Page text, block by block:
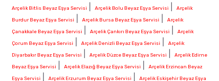
Arçelik Bitlis Beyaz Eşya Servisi Arçelik Bolu Beyaz Eşya Servisi
Arçelik
Burdur Beyaz Eşya Servisi
Arçelik Bursa Beyaz Eşya Servisi
Arçelik
Çanakkale Beyaz Eşya Servisi
Arçelik Çankırı Beyaz Eşya Servisi
Arçelik
Çorum Beyaz Eşya Servisi
Arçelik Denizli Beyaz Eşya Servisi
Arçelik
Diyarbakır Beyaz Eşya Servisi
Arçelik Düzce Beyaz Eşya Servisi
Arçelik Edirne
Beyaz Eşya Servisi
Arçelik Elazığ Beyaz Eşya Servisi
Arçelik Erzincan Beyaz
Eşya Servisi
Arçelik Erzurum Beyaz Eşya Servisi
Arçelik Eskişehir Beyaz Eşya